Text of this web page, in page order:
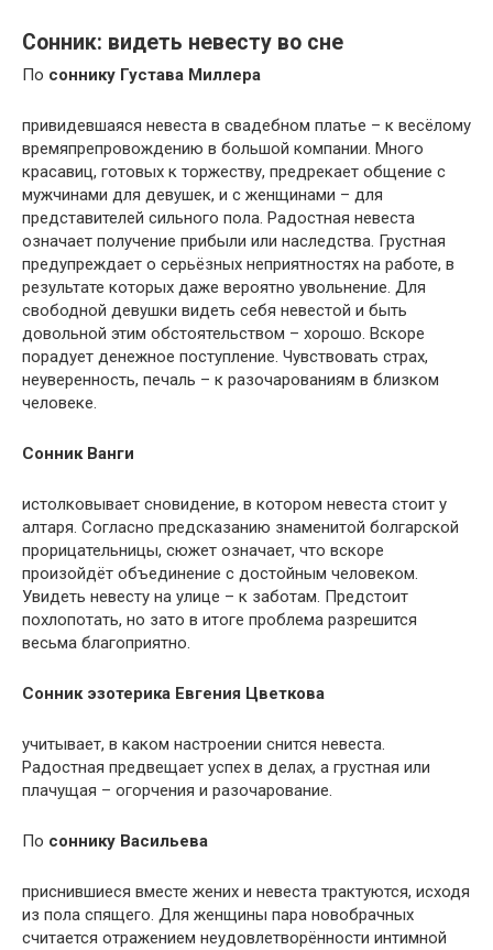
Сонник: видеть невесту во сне
По соннику Густава Миллера
привидевшаяся невеста в свадебном платье – к весёлому
времяпрепровождению в большой компании. Много
красавиц, готовых к торжеству, предрекает общение с
мужчинами для девушек, и с женщинами – для
представителей сильного пола. Радостная невеста
означает получение прибыли или наследства. Грустная
предупреждает о серьёзных неприятностях на работе, в
результате которых даже вероятно увольнение. Для
свободной девушки видеть себя невестой и быть
довольной этим обстоятельством – хорошо. Вскоре
порадует денежное поступление. Чувствовать страх,
неуверенность, печаль – к разочарованиям в близком
человеке.
Сонник Ванги
истолковывает сновидение, в котором невеста стоит у
алтаря. Согласно предсказанию знаменитой болгарской
прорицательницы, сюжет означает, что вскоре
произойдёт объединение с достойным человеком.
Увидеть невесту на улице – к заботам. Предстоит
похлопотать, но зато в итоге проблема разрешится
весьма благоприятно.
Сонник эзотерика Евгения Цветкова
учитывает, в каком настроении снится невеста.
Радостная предвещает успех в делах, а грустная или
плачущая – огорчения и разочарование.
По соннику Васильева
приснившиеся вместе жених и невеста трактуются, исходя
из пола спящего. Для женщины пара новобрачных
считается отражением неудовлетворённости интимной